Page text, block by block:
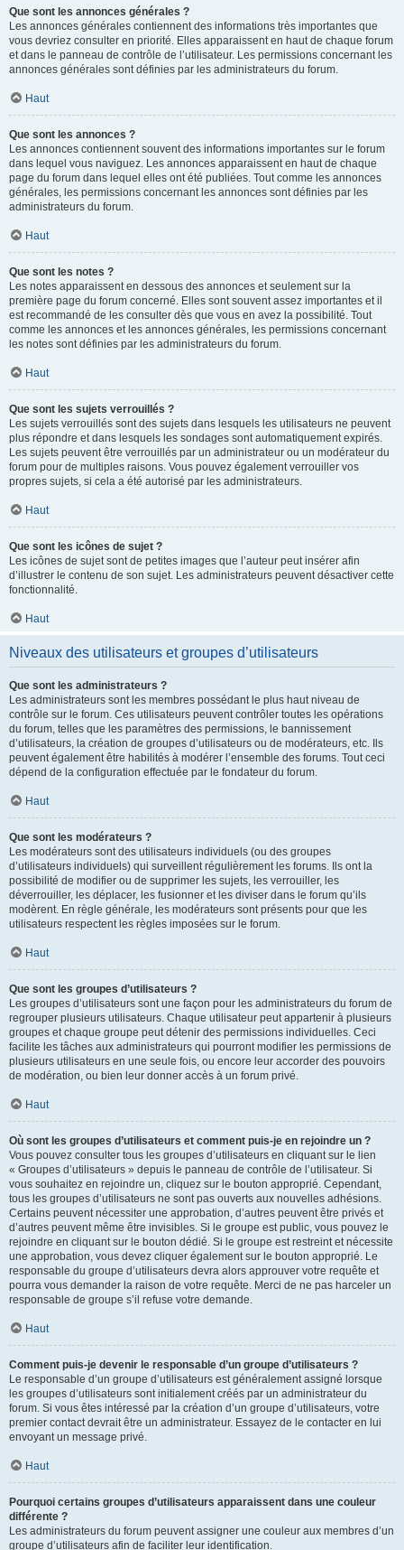
Que sont les annonces générales ?
Les annonces générales contiennent des informations très importantes que
vous devriez consulter en priorité. Elles apparaissent en haut de chaque forum
et dans le panneau de contrôle de l’utilisateur. Les permissions concernant les
annonces générales sont définies par les administrateurs du forum.
Haut
Que sont les annonces ?
Les annonces contiennent souvent des informations importantes sur le forum
dans lequel vous naviguez. Les annonces apparaissent en haut de chaque
page du forum dans lequel elles ont été publiées. Tout comme les annonces
générales, les permissions concernant les annonces sont définies par les
administrateurs du forum.
Haut
Que sont les notes ?
Les notes apparaissent en dessous des annonces et seulement sur la
première page du forum concerné. Elles sont souvent assez importantes et il
est recommandé de les consulter dès que vous en avez la possibilité. Tout
comme les annonces et les annonces générales, les permissions concernant
les notes sont définies par les administrateurs du forum.
Haut
Que sont les sujets verrouillés ?
Les sujets verrouillés sont des sujets dans lesquels les utilisateurs ne peuvent
plus répondre et dans lesquels les sondages sont automatiquement expirés.
Les sujets peuvent être verrouillés par un administrateur ou un modérateur du
forum pour de multiples raisons. Vous pouvez également verrouiller vos
propres sujets, si cela a été autorisé par les administrateurs.
Haut
Que sont les icônes de sujet ?
Les icônes de sujet sont de petites images que l’auteur peut insérer afin
d’illustrer le contenu de son sujet. Les administrateurs peuvent désactiver cette
fonctionnalité.
Haut
Niveaux des utilisateurs et groupes d’utilisateurs
Que sont les administrateurs ?
Les administrateurs sont les membres possédant le plus haut niveau de
contrôle sur le forum. Ces utilisateurs peuvent contrôler toutes les opérations
du forum, telles que les paramètres des permissions, le bannissement
d’utilisateurs, la création de groupes d’utilisateurs ou de modérateurs, etc. Ils
peuvent également être habilités à modérer l’ensemble des forums. Tout ceci
dépend de la configuration effectuée par le fondateur du forum.
Haut
Que sont les modérateurs ?
Les modérateurs sont des utilisateurs individuels (ou des groupes
d’utilisateurs individuels) qui surveillent régulièrement les forums. Ils ont la
possibilité de modifier ou de supprimer les sujets, les verrouiller, les
déverrouiller, les déplacer, les fusionner et les diviser dans le forum qu’ils
modèrent. En règle générale, les modérateurs sont présents pour que les
utilisateurs respectent les règles imposées sur le forum.
Haut
Que sont les groupes d’utilisateurs ?
Les groupes d’utilisateurs sont une façon pour les administrateurs du forum de
regrouper plusieurs utilisateurs. Chaque utilisateur peut appartenir à plusieurs
groupes et chaque groupe peut détenir des permissions individuelles. Ceci
facilite les tâches aux administrateurs qui pourront modifier les permissions de
plusieurs utilisateurs en une seule fois, ou encore leur accorder des pouvoirs
de modération, ou bien leur donner accès à un forum privé.
Haut
Où sont les groupes d’utilisateurs et comment puis-je en rejoindre un ?
Vous pouvez consulter tous les groupes d’utilisateurs en cliquant sur le lien
« Groupes d’utilisateurs » depuis le panneau de contrôle de l’utilisateur. Si
vous souhaitez en rejoindre un, cliquez sur le bouton approprié. Cependant,
tous les groupes d’utilisateurs ne sont pas ouverts aux nouvelles adhésions.
Certains peuvent nécessiter une approbation, d’autres peuvent être privés et
d’autres peuvent même être invisibles. Si le groupe est public, vous pouvez le
rejoindre en cliquant sur le bouton dédié. Si le groupe est restreint et nécessite
une approbation, vous devez cliquer également sur le bouton approprié. Le
responsable du groupe d’utilisateurs devra alors approuver votre requête et
pourra vous demander la raison de votre requête. Merci de ne pas harceler un
responsable de groupe s’il refuse votre demande.
Haut
Comment puis-je devenir le responsable d’un groupe d’utilisateurs ?
Le responsable d’un groupe d’utilisateurs est généralement assigné lorsque
les groupes d’utilisateurs sont initialement créés par un administrateur du
forum. Si vous êtes intéressé par la création d’un groupe d’utilisateurs, votre
premier contact devrait être un administrateur. Essayez de le contacter en lui
envoyant un message privé.
Haut
Pourquoi certains groupes d’utilisateurs apparaissent dans une couleur
différente ?
Les administrateurs du forum peuvent assigner une couleur aux membres d’un
groupe d’utilisateurs afin de faciliter leur identification.